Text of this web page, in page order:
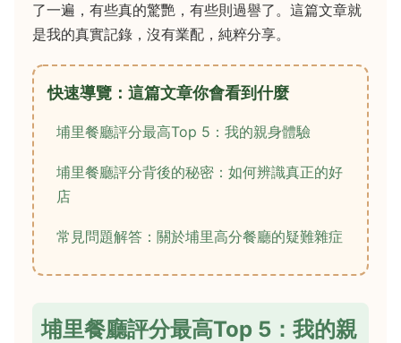
了一遍，有些真的驚艷，有些則過譽了。這篇文章就
是我的真實記錄，沒有業配，純粹分享。
快速導覽：這篇文章你會看到什麼
埔里餐廳評分最高Top 5：我的親身體驗
埔里餐廳評分背後的秘密：如何辨識真正的好
店
常見問題解答：關於埔里高分餐廳的疑難雜症
埔里餐廳評分最高Top 5：我的親